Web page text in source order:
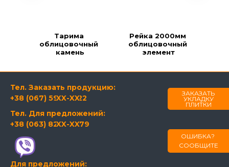
Тарима
облицовочный
камень
Рейка 2000мм
облицовочный
элемент
Тел. Заказать продукцию:
+38 (067) 594-21-22
XX-XX
Тел. Для предложений:
+38 (063) 820-60-79
XX-XX
Для предложений:
ЗАКАЗАТЬ
УКЛАДКУ
ПЛИТКИ
ОШИБКА?
СООБЩИТЕ